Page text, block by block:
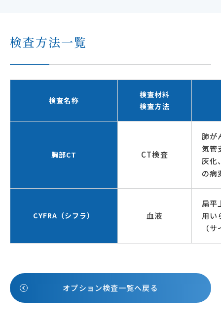
検査方法一覧
検査名称
検査材料
検査方法
胸部CT CT検査
肺が
気管
灰化
の病
CYFRA（シフラ） 血液
扁平
用い
（
オプション検査一覧へ戻る